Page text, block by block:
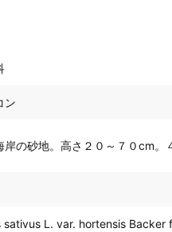
ン
岸の砂地。高さ２０～７０cm。
sativus L. var. hortensis